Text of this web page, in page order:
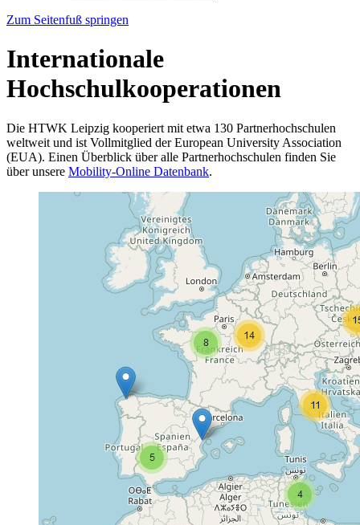
Zum Seitenfuß springen
Internationale
Hochschulkooperationen
Die HTWK Leipzig kooperiert mit etwa 130 Partnerhochschulen
weltweit und ist Vollmitglied der European University Association
(EUA). Einen Überblick über alle Partnerhochschulen finden Sie
über unsere Mobility-Online Datenbank.